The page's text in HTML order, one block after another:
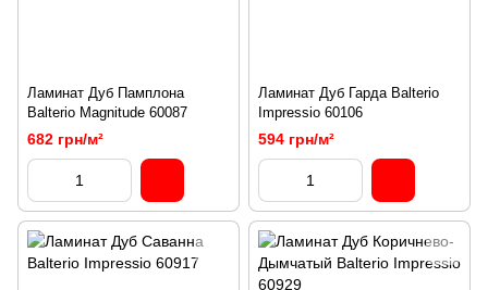
Ламинат Дуб Памплона
Balterio Magnitude 60087
682 грн/м²
Ламинат Дуб Гарда Balterio
Impressio 60106
594 грн/м²